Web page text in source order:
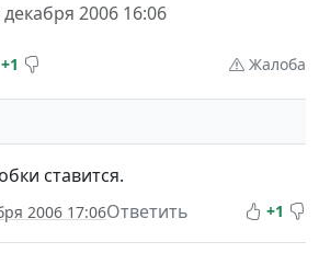
декабря 2006 16:06
+1 Жалоба
ставится.
2006 17:06Ответить +1